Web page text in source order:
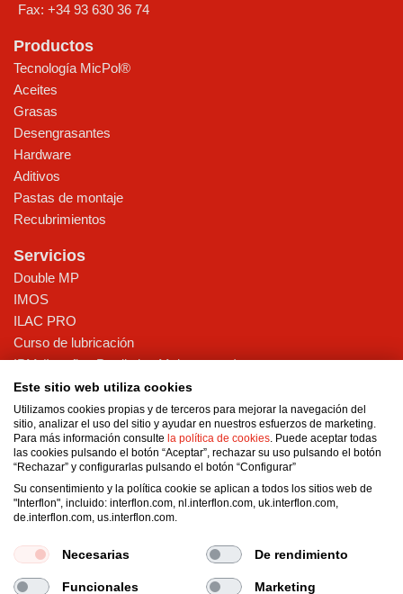
Fax: +34 93 630 36 74
Productos
Tecnología MicPol®
Aceites
Grasas
Desengrasantes
Hardware
Aditivos
Pastas de montaje
Recubrimientos
Servicios
Double MP
IMOS
ILAC PRO
Curso de lubricación
IPM (Interflon Predictive Maintenance)
Implantación TPM
Diagnóstico telemático
Asesoramiento
Sobre Nosotros
Certificaciones y sostenibilidad
Nuestros valores
Este sitio web utiliza cookies
Utilizamos cookies propias y de terceros para mejorar la navegación del
sitio, analizar el uso del sitio y ayudar en nuestros esfuerzos de marketing.
Para más información consulte la política de cookies. Puede aceptar todas
las cookies pulsando el botón “Aceptar”, rechazar su uso pulsando el botón
“Rechazar” y configurarlas pulsando el botón “Configurar”
Su consentimiento y la política cookie se aplican a todos los sitios web de
"Interflon", incluido: interflon.com, nl.interflon.com, uk.interflon.com,
de.interflon.com, us.interflon.com.
Necesarias De rendimiento
Funcionales Marketing